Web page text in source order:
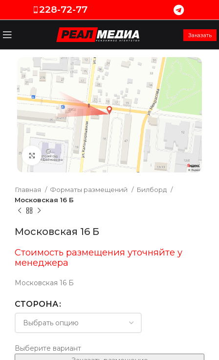
228-72-77
Заказать
Увеличить
Главная Форматы размещений
Билборд
Московская 16 Б
Московская 16 Б
Стоимость размещения уточняйте у
менеджера
Московская 16 Б
СТОРОНА
Выберите вариант